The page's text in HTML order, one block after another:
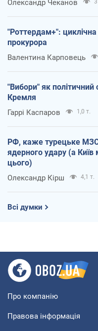
Олександр Чеканов 3
"Роттердам+":
прокурора
Валентина Карповець
"Вибори" як політичний
Кремля
Гаррі Каспаров 1,0 т.
РФ, каже турецьке
ядерного удару (а
цього)
Олександр Кірш 4,1 т.
Всі думки
Про компанію
Правова інформація